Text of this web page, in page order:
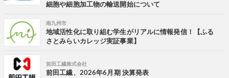
細胞や細胞加工物の輸送開始について
南九州市
地域活性化に取り組む学生がリアルに情報発信！【ふる
さとみらいカレッジ実証事業】
前田工繊株式会社
前田工繊、2026年6月期 決算発表